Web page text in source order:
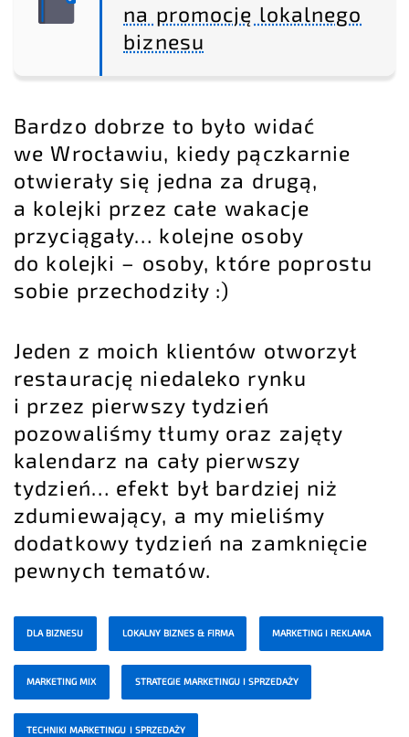
na promocję lokalnego
biznesu
Bardzo dobrze to było widać
we Wrocławiu, kiedy pączkarnie
otwierały się jedna za drugą,
a kolejki przez całe wakacje
przyciągały… kolejne osoby
do kolejki – osoby, które poprostu
sobie przechodziły :)
Jeden z moich klientów otworzył
restaurację niedaleko rynku
i przez pierwszy tydzień
pozowaliśmy tłumy oraz zajęty
kalendarz na cały pierwszy
tydzień… efekt był bardziej niż
zdumiewający, a my mieliśmy
dodatkowy tydzień na zamknięcie
pewnych tematów.
DLA BIZNESU LOKALNY BIZNES & FIRMA MARKETING I REKLAMA
MARKETING MIX STRATEGIE MARKETINGU I SPRZEDAŻY
TECHNIKI MARKETINGU I SPRZEDAŻY